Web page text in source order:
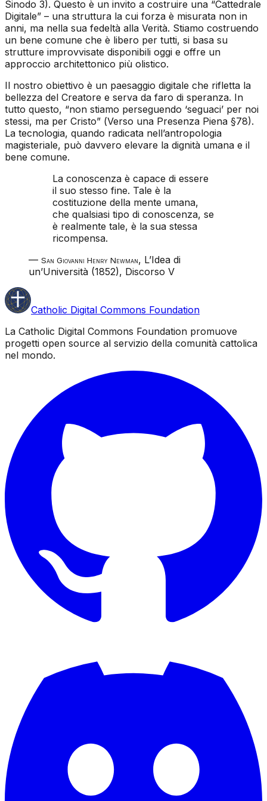
Sinodo 3). Questo è un invito a costruire una “Cattedrale
Digitale” – una struttura la cui forza è misurata non in
anni, ma nella sua fedeltà alla Verità. Stiamo costruendo
un bene comune che è libero per tutti, si basa su
strutture improvvisate disponibili oggi e offre un
approccio architettonico più olistico.
Il nostro obiettivo è un paesaggio digitale che rifletta la
bellezza del Creatore e serva da faro di speranza. In
tutto questo, “non stiamo perseguendo ‘seguaci’ per noi
stessi, ma per Cristo” (Verso una Presenza Piena §78).
La tecnologia, quando radicata nell’antropologia
magisteriale, può davvero elevare la dignità umana e il
bene comune.
La conoscenza è capace di essere
il suo stesso fine. Tale è la
costituzione della mente umana,
che qualsiasi tipo di conoscenza, se
è realmente tale, è la sua stessa
ricompensa.
— San Giovanni Henry Newman, L’Idea di
un’Università (1852), Discorso V
Catholic Digital Commons Foundation
La Catholic Digital Commons Foundation promuove
progetti open source al servizio della comunità cattolica
nel mondo.